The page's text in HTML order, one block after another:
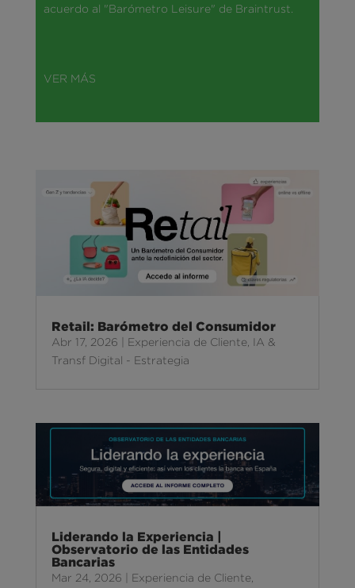
acuerdo al "Barómetro Leisure" de Braintrust.
VER MÁS
Retail: Barómetro del Consumidor
Abr 17, 2026 Experiencia de Cliente, IA &
Transf Digital - Estrategia
Liderando la Experiencia |
Observatorio de las Entidades
Bancarias
Mar 24, 2026 Experiencia de Cliente,